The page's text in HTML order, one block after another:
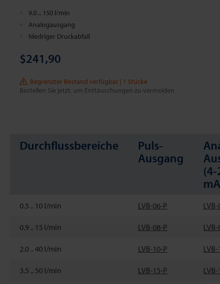
9.0 .. 150 l/min
Analogausgang
Niedriger Druckabfall
$241,90
Begrenzter Bestand verfügbar | 1 Stücke
Bestellen Sie jetzt, um Enttäuschungen zu vermeiden
Durchflussbereiche
Puls-
Ausgang
0.5 .. 10 l/min LVB-06-P
0.9 .. 15 l/min LVB-08-P
2.0 .. 40 l/min LVB-10-P
3.5 .. 50 l/min LVB-15-P